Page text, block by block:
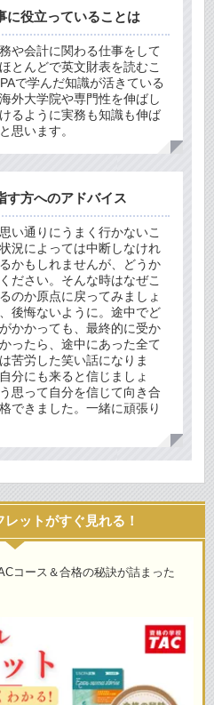
に役立っていることは
や会計に関わる仕事をして
とんどで英文財表を読むこ
で学んだ知識が活きている
外大学院や専門性を伸ばし
るように実務も知識も伸ば
思います。
す方へのアドバイス
い通りにうまく行かないこ
況によっては中断しなけれ
かもしれませんが、どうか
ださい。そんな時はなぜこ
のか原点に戻ってみましょ
後悔ないように。途中でど
かかっても、最終的に受か
ったら、途中にあった全て
苦労した笑い話になりま
分にも来ると信じましょ
思って自分を信じて向き合
できました。一緒に頑張り
ットがすぐ見れる！
コース＆合格の秘訣が詰まった